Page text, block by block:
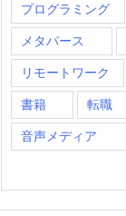
プログラミング
メタバース
リモートワーク
書籍 転職
音声メディア